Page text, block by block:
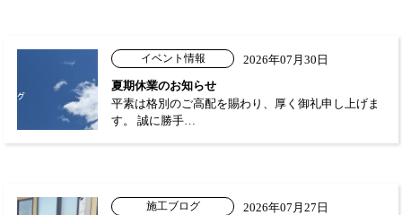
イベント情報
2026年07月30日
夏期休業のお知らせ
平素は格別のご高配を賜わり、厚く御礼申し上げま
す。 誠に勝手…
施工ブログ
2026年07月27日